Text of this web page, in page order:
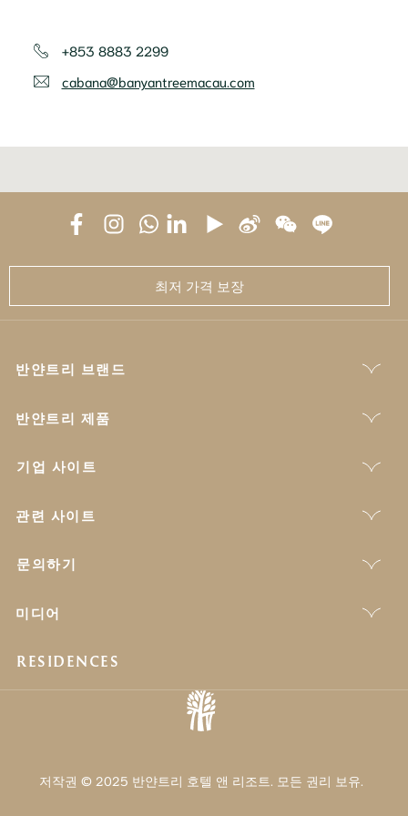
+853 8883 2299
cabana@banyantreemacau.com
최저 가격 보장
반얀트리 브랜드
반얀트리 제품
기업 사이트
관련 사이트
문의하기
미디어
RESIDENCES
저작권 © 2025 반얀트리 호텔 앤 리조트. 모든 권리 보유.